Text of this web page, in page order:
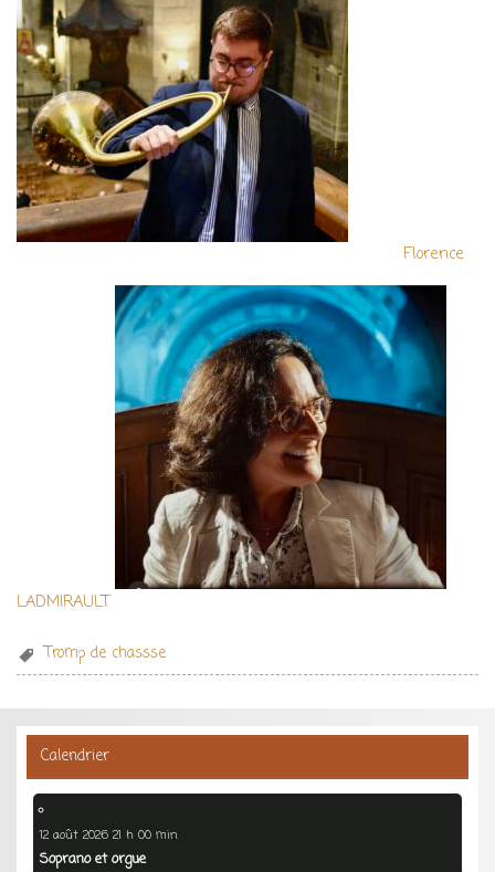
Florence
LADMIRAULT
Tromp de chassse
Calendrier
12 août 2026 21 h 00 min
Soprano et orgue